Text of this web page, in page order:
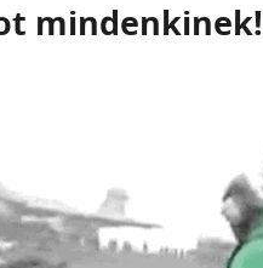
mindenkinek!